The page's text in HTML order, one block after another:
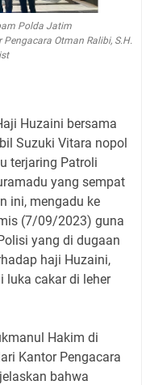
Polda Jatim
Otman Ralibi, S.H.
Huzaini bersama
Suzuki Vitara nopol
terjaring Patroli
yang sempat
ini, mengadu ke
(7/09/2023) guna
yang di dugaan
haji Huzaini,
luka cakar di leher
Hakim di
Kantor Pengacara
bahwa